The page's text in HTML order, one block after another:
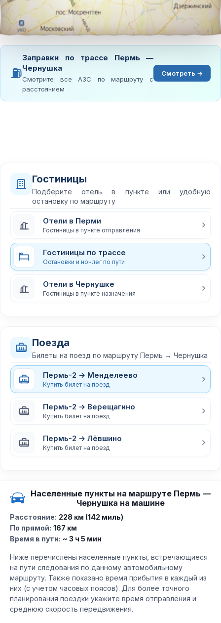
⛽
Заправки по трассе Пермь —
Чернушка
Смотрите все АЗС по маршруту с
расстоянием
Смотреть →
Гостиницы
Подберите отель в пункте или удобную
остановку по маршруту
Отели в Перми
Гостиницы в пункте отправления
Гостиницы по трассе
Остановки и ночлег по пути
Отели в Чернушке
Гостиницы в пункте назначения
Поезда
Билеты на поезд по маршруту Пермь → Чернушка
Пермь-2 → Менделеево
Купить билет на поезд
Пермь-2 → Верещагино
Купить билет на поезд
Пермь-2 → Лёвшино
Купить билет на поезд
Населенные пункты на маршруте Пермь —
Чернушка на машине
Расстояние: 228 км (142 миль)
По прямой: 167 км
Время в пути: ~ 3 ч 5 мин
Ниже перечислены населенные пункты, встречающиеся
на пути следования по данному автомобильному
маршруту. Также показано время прибытия в каждый из
них (с учетом часовых поясов). Для более точного
планирования поездки укажите время отправления и
среднюю скорость передвижения.